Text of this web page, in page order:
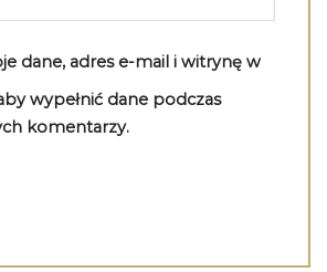
dane, adres e-mail i witrynę w
wypełnić dane podczas
komentarzy.